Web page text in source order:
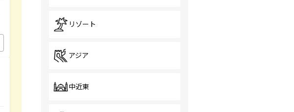
リゾート
アジア
中近東